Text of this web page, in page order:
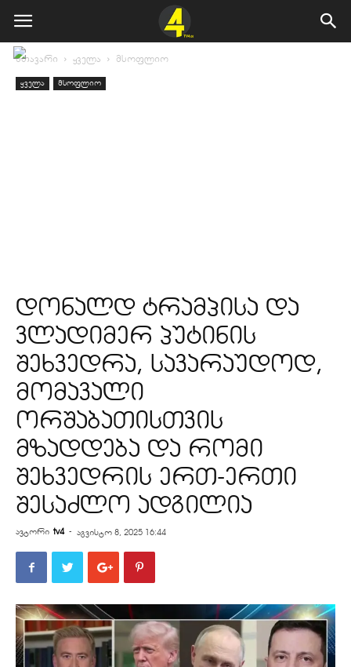
მთავარი ყველა მსოფლიო
ყველა მსოფლიო
დონალდ ტრამპისა და
ვლადიმერ პუტინის
შეხვედრა, სავარაუდოდ,
მომავალი
ორშაბათისთვის
მზადდება და რომი
შეხვედრის ერთ-ერთი
შესაძლო ადგილია
ავტორი tv4 - აგვისტო 8, 2025 16:44